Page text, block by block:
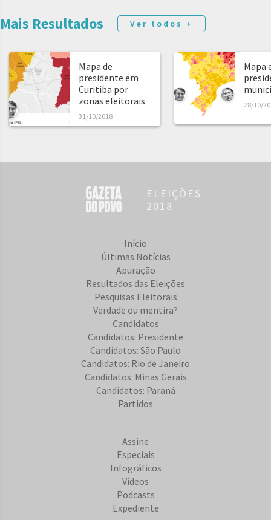
Mais Resultados Ver todos +
Mapa de
presidente em
Curitiba por
zonas eleitorais
31/10/2018
Mapa
28/10/
ELEIÇÕES
2018
Início
Últimas Notícias
Apuração
Resultados das Eleições
Pesquisas Eleitorais
Verdade ou mentira?
Candidatos
Candidatos: Presidente
Candidatos: São Paulo
Candidatos: Rio de Janeiro
Candidatos: Minas Gerais
Candidatos: Paraná
Partidos
Assine
Especiais
Infográficos
Vídeos
Podcasts
Expediente